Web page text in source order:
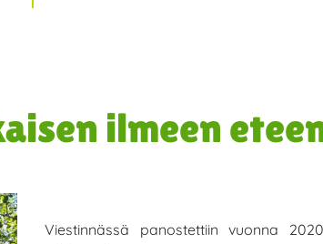
ilmeen
Viestinnässä panostettiin vuonna